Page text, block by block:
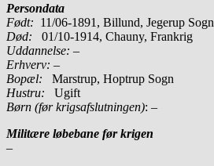
Persondata
Født: 11/06-1891, Billund, Jegerup Sogn
Død: 01/10-1914, Chauny, Frankrig
Uddannelse: –
Erhverv: –
Bopæl: Marstrup, Hoptrup Sogn
Hustru: Ugift
Børn (før krigsafslutningen): –
Militære løbebane før krigen
–